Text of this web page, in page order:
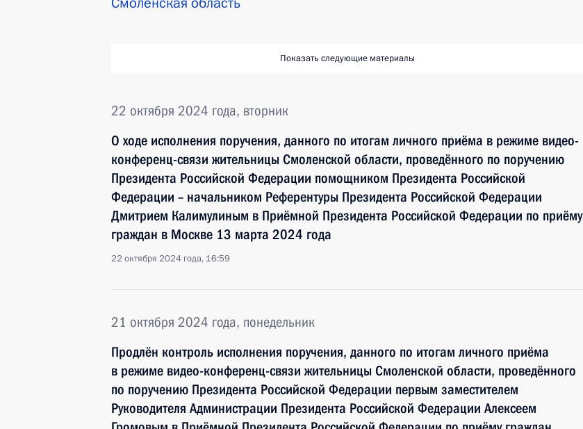
Показать следующие материалы
22 октября 2024 года, вторник
О ходе исполнения поручения, данного по итогам личного приёма в режиме видео-
конференц-связи жительницы Смоленской области, проведённого по поручению
Президента Российской Федерации помощником Президента Российской
Федерации – начальником Референтуры Президента Российской Федерации
Дмитрием Калимулиным в Приёмной Президента Российской Федерации по приёму
граждан в Москве 13 марта 2024 года
22 октября 2024 года, 16:59
21 октября 2024 года, понедельник
Продлён контроль исполнения поручения, данного по итогам личного приёма
в режиме видео-конференц-связи жительницы Смоленской области, проведённого
по поручению Президента Российской Федерации первым заместителем
Руководителя Администрации Президента Российской Федерации Алексеем